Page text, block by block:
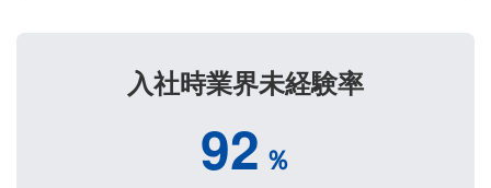
入社時業界未経験率
92 ％